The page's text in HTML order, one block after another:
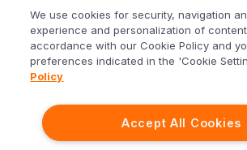
Top Funds
Baixe o app
We use cookies for security, navigation
experience and personalization of
accordance with our Cookie Policy and
preferences indicated in the 'Cookie
Policy
Accept All Cookies